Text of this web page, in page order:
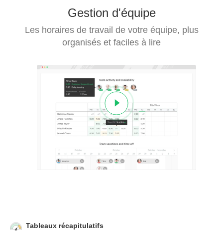
Gestion d'équipe
Les horaires de travail de votre équipe, plus
organisés et faciles à lire
Tableaux récapitulatifs